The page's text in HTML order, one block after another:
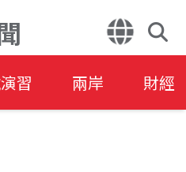
習 兩岸 財經